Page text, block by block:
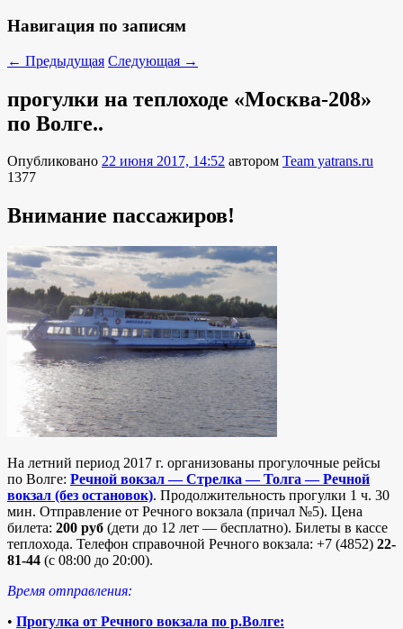
Навигация по записям
← Предыдущая Следующая →
прогулки на теплоходе «Москва-208»
по Волге..
Опубликовано 22 июня 2017, 14:52 автором Team yatrans.ru
1377
Внимание пассажиров!
На летний период 2017 г. организованы прогулочные рейсы
по Волге: Речной вокзал — Стрелка — Толга — Речной
вокзал (без остановок). Продолжительность прогулки 1 ч. 30
мин. Отправление от Речного вокзала (причал №5). Цена
билета: 200 руб (дети до 12 лет — бесплатно). Билеты в кассе
теплохода. Телефон справочной Речного вокзала: +7 (4852) 22-
81-44 (с 08:00 до 20:00).
Время отправления:
• Прогулка от Речного вокзала по р.Волге: